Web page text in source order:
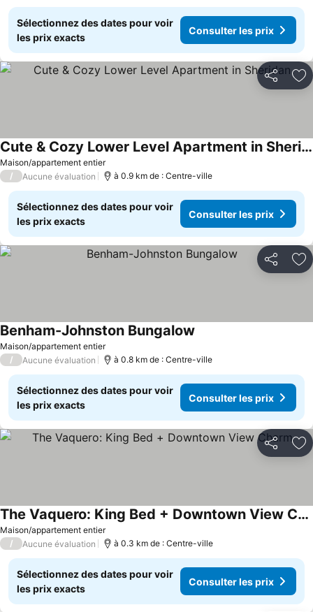
Sélectionnez des dates pour voir
les prix exacts
Consulter les prix
Partager
Maison/appartement entier
Cute & Cozy Lower Level Apartment in Sheridan
/ Aucune évaluation à 0.9 km de : Centre-ville
Sélectionnez des dates pour voir
les prix exacts
Consulter les prix
Partager
Maison/appartement entier
Benham-Johnston Bungalow
/ Aucune évaluation à 0.8 km de : Centre-ville
Sélectionnez des dates pour voir
les prix exacts
Consulter les prix
Partager
Maison/appartement entier
The Vaquero: King Bed + Downtown View Charm
/ Aucune évaluation à 0.3 km de : Centre-ville
Sélectionnez des dates pour voir
les prix exacts
Consulter les prix